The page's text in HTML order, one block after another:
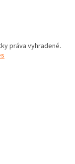
práva vyhradené.